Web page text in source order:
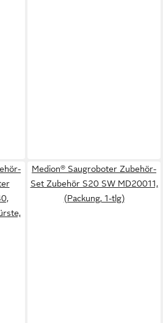
Medion® Saugroboter Zubehör-
Set Zubehör S20 SW MD20011,
(Packung, 1-tlg)